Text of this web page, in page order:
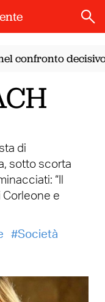
decisivo
di
sotto scorta
“Il
Corleone e
Società